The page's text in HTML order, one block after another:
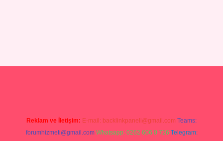
Reklam ve İletişim: E-mail: backlinkpaneli@gmail.com Teams:
forumhizmeti@gmail.com Whatsapp: 0262 606 0 726 Telegram: